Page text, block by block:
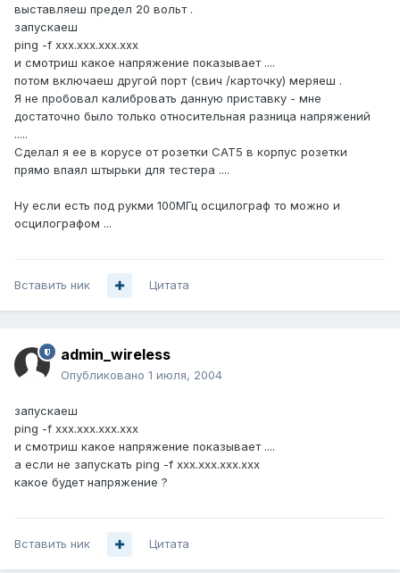
выставляеш предел 20 вольт .
запускаеш
ping -f xxx.xxx.xxx.xxx
и смотриш какое напряжение показывает ....
потом включаеш другой порт (свич /карточку) меряеш .
Я не пробовал калибровать данную приставку - мне
достаточно было только относительная разница напряжений
.....
Сделал я ее в корусе от розетки CAT5 в корпус розетки
прямо впаял штырьки для тестера ....
Ну если есть под рукми 100МГц осцилограф то можно и
осцилографом ...
Вставить ник Цитата
admin_wireless
Опубликовано 1 июля, 2004
запускаеш
ping -f xxx.xxx.xxx.xxx
и смотриш какое напряжение показывает ....
а если не запускать ping -f xxx.xxx.xxx.xxx
какое будет напряжение ?
Вставить ник Цитата